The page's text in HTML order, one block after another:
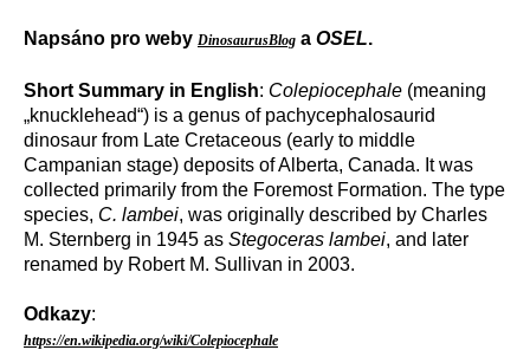
Napsáno pro weby DinosaurusBlog a OSEL.
Short Summary in English: Colepiocephale (meaning
„knucklehead“) is a genus of pachycephalosaurid
dinosaur from Late Cretaceous (early to middle
Campanian stage) deposits of Alberta, Canada. It was
collected primarily from the Foremost Formation. The type
species, C. lambei, was originally described by Charles
M. Sternberg in 1945 as Stegoceras lambei, and later
renamed by Robert M. Sullivan in 2003.
Odkazy:
https://en.wikipedia.org/wiki/Colepiocephale